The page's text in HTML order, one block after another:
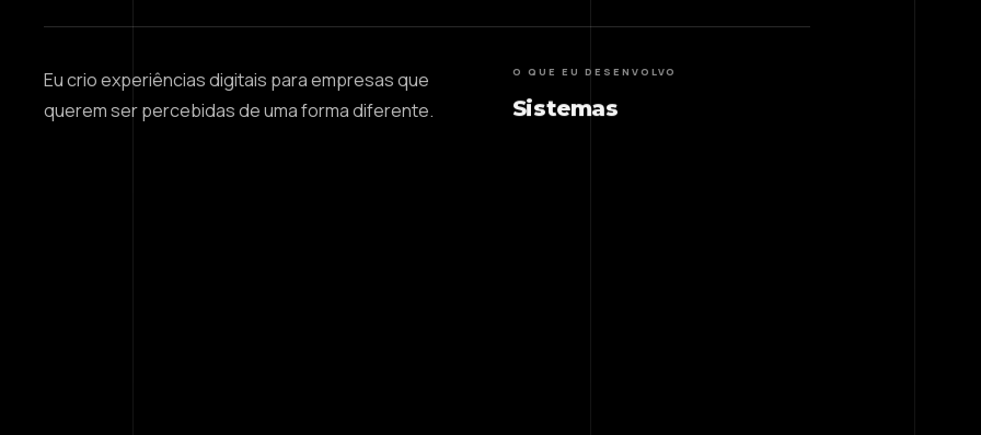
Eu crio experiências digitais para empresas que
querem ser percebidas de uma forma diferente.
O QUE EU DESENVOLVO
Sistemas